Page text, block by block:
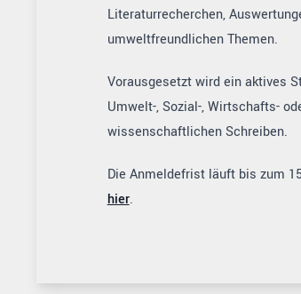
Literaturrecherchen,
umweltfreundlichen Themen.
Vorausgesetzt wird ein aktives
Umwelt-, Sozial-, Wirtschafts-
wissenschaftlichen Schreiben.
Die Anmeldefrist läuft bis zum
hier.